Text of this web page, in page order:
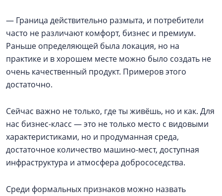
— Граница действительно размыта, и потребители
часто не различают комфорт, бизнес и премиум.
Раньше определяющей была локация, но на
практике и в хорошем месте можно было создать не
очень качественный продукт. Примеров этого
достаточно.
Сейчас важно не только, где ты живёшь, но и как. Для
нас бизнес-класс — это не только место с видовыми
характеристиками, но и продуманная среда,
достаточное количество машино-мест, доступная
инфраструктура и атмосфера добрососедства.
Среди формальных признаков можно назвать